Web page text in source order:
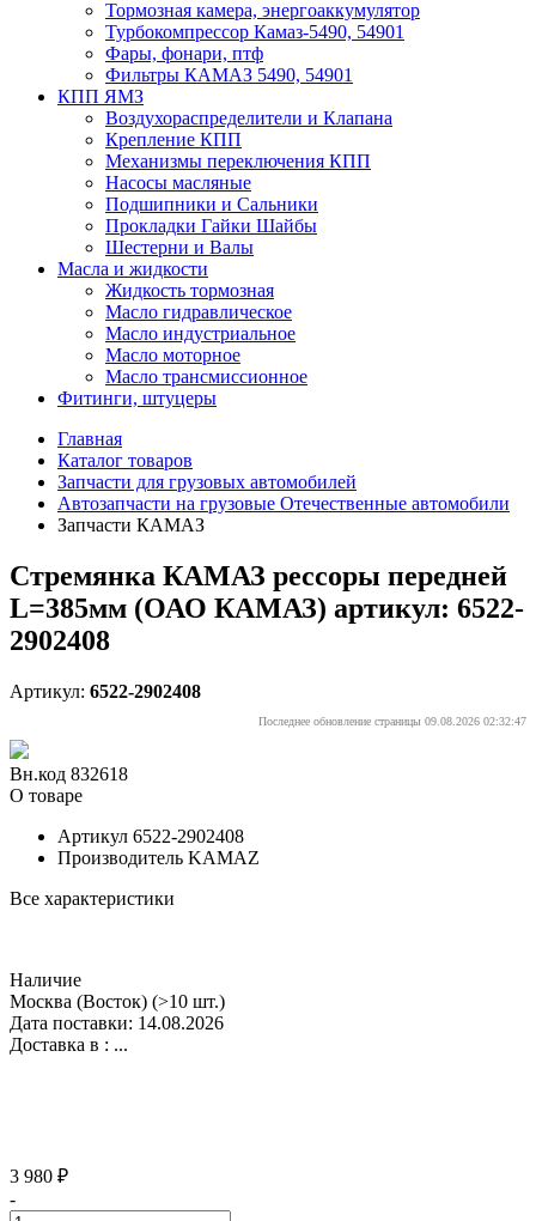
Тормозная камера, энергоаккумулятор
Турбокомпрессор Камаз-5490, 54901
Фары, фонари, птф
Фильтры КАМАЗ 5490, 54901
КПП ЯМЗ
Воздухораспределители и Клапана
Крепление КПП
Механизмы переключения КПП
Насосы масляные
Подшипники и Сальники
Прокладки Гайки Шайбы
Шестерни и Валы
Масла и жидкости
Жидкость тормозная
Масло гидравлическое
Масло индустриальное
Масло моторное
Масло трансмиссионное
Фитинги, штуцеры
Главная
Каталог товаров
Запчасти для грузовых автомобилей
Автозапчасти на грузовые Отечественные автомобили
Запчасти КАМАЗ
Стремянка КАМАЗ рессоры передней
L=385мм (ОАО КАМАЗ) артикул: 6522-
2902408
Артикул: 6522-2902408
Последнее обновление страницы 09.08.2026 02:32:47
Вн.код 832618
О товаре
Артикул 6522-2902408
Производитель KAMAZ
Все характеристики
Наличие
Москва (Восток) (>10 шт.)
Дата поставки: 14.08.2026
Доставка в : ...
3 980 ₽
-